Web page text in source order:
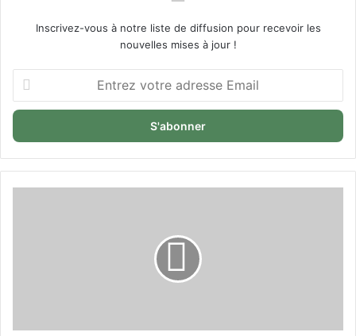
Inscrivez-vous à notre liste de diffusion pour recevoir les
nouvelles mises à jour !
votre
adresse